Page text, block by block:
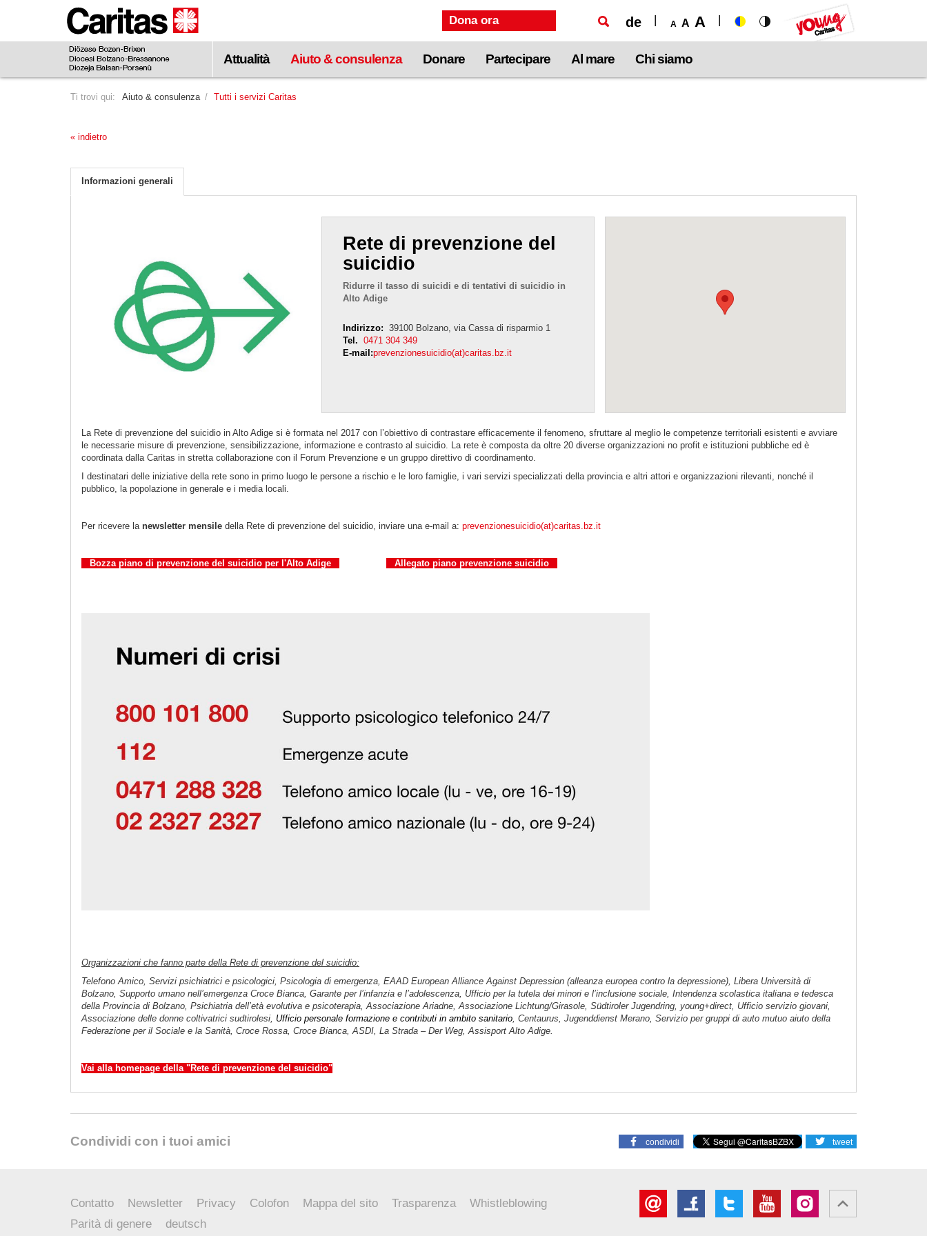
visualizzare
il
contenuto
principale
Dona ora de A A A
Attualità Aiuto & consulenza Donare Partecipare Al mare Chi siamo
Ti trovi qui: Aiuto & consulenza Tutti i servizi Caritas
« indietro
Informazioni generali
Rete di prevenzione del
suicidio
Ridurre il tasso di suicidi e di tentativi di suicidio in
Alto Adige
Indirizzo: 39100 Bolzano, via Cassa di risparmio 1
Tel.
0471 304 349
E-mail:prevenzionesuicidio(at)caritas.bz.it
La Rete di prevenzione del suicidio in Alto Adige si è formata nel 2017 con l’obiettivo di contrastare efficacemente il fenomeno, sfruttare al meglio le competenze territoriali esistenti e avviare
le necessarie misure di prevenzione, sensibilizzazione, informazione e contrasto al suicidio. La rete è composta da oltre 20 diverse organizzazioni no profit e istituzioni pubbliche ed è
coordinata dalla Caritas in stretta collaborazione con il Forum Prevenzione e un gruppo direttivo di coordinamento.
I destinatari delle iniziative della rete sono in primo luogo le persone a rischio e le loro famiglie, i vari servizi specializzati della provincia e altri attori e organizzazioni rilevanti, nonché il
pubblico, la popolazione in generale e i media locali.
Per ricevere la newsletter mensile della Rete di prevenzione del suicidio, inviare una e-mail a: prevenzionesuicidio(at)caritas.bz.it
Bozza piano di prevenzione del suicidio per l'Alto Adige Allegato piano prevenzione suicidio
Organizzazioni che fanno parte della Rete di prevenzione del suicidio:
Telefono Amico, Servizi psichiatrici e psicologici, Psicologia di emergenza, EAAD European Alliance Against Depression (alleanza europea contro la depressione), Libera Università di
Bolzano, Supporto umano nell’emergenza Croce Bianca, Garante per l’infanzia e l’adolescenza, Ufficio per la tutela dei minori e l’inclusione sociale, Intendenza scolastica italiana e tedesca
della Provincia di Bolzano, Psichiatria dell’età evolutiva e psicoterapia, Associazione Ariadne, Associazione Lichtung/Girasole, Südtiroler Jugendring, young+direct, Ufficio servizio giovani,
Associazione delle donne coltivatrici sudtirolesi, Ufficio personale formazione e contributi in ambito sanitario, Centaurus, Jugenddienst Merano, Servizio per gruppi di auto mutuo aiuto della
Federazione per il Sociale e la Sanità, Croce Rossa, Croce Bianca, ASDI, La Strada – Der Weg, Assisport Alto Adige.
Vai alla homepage della "Rete di prevenzione del suicidio"
Condividi con i tuoi amici condividi tweet
Contatto Newsletter Privacy Colofon Mappa del sito Trasparenza
Whistleblowing
Parità di genere
deutsch